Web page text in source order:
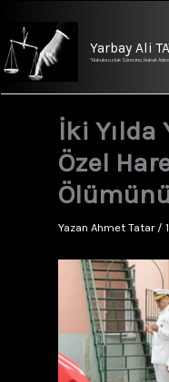
Yarbay Ali
"Hukuksuzluk Sürecine, Hukuk
İki Yılda
Özel
Yazan Ahmet Tatar /